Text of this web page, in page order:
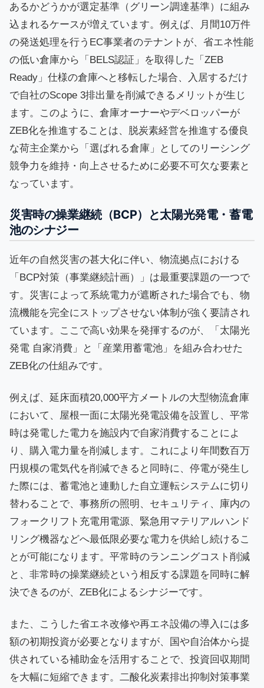
あるかどうかが選定基準（グリーン調達基準）に組み
込まれるケースが増えています。例えば、月間10万件
の発送処理を行うEC事業者のテナントが、省エネ性能
の低い倉庫から「BELS認証」を取得した「ZEB
Ready」仕様の倉庫へと移転した場合、入居するだけ
で自社のScope 3排出量を削減できるメリットが生じ
ます。このように、倉庫オーナーやデベロッパーが
ZEB化を推進することは、脱炭素経営を推進する優良
な荷主企業から「選ばれる倉庫」としてのリーシング
競争力を維持・向上させるために必要不可欠な要素と
なっています。
災害時の操業継続（BCP）と太陽光発電・蓄電
池のシナジー
近年の自然災害の甚大化に伴い、物流拠点における
「BCP対策（事業継続計画）」は最重要課題の一つで
す。災害によって系統電力が遮断された場合でも、物
流機能を完全にストップさせない体制が強く要請され
ています。ここで高い効果を発揮するのが、「太陽光
発電 自家消費」と「産業用蓄電池」を組み合わせた
ZEB化の仕組みです。
例えば、延床面積20,000平方メートルの大型物流倉庫
において、屋根一面に太陽光発電設備を設置し、平常
時は発電した電力を施設内で自家消費することによ
り、購入電力量を削減します。これにより年間数百万
円規模の電気代を削減できると同時に、停電が発生し
た際には、蓄電池と連動した自立運転システムに切り
替わることで、事務所の照明、セキュリティ、庫内の
フォークリフト充電用電源、緊急用マテリアルハンド
リング機器などへ最低限必要な電力を供給し続けるこ
とが可能になります。平常時のランニングコスト削減
と、非常時の操業継続という相反する課題を同時に解
決できるのが、ZEB化によるシナジーです。
また、こうした省エネ改修や再エネ設備の導入には多
額の初期投資が必要となりますが、国や自治体から提
供されている補助金を活用することで、投資回収期間
を大幅に短縮できます。二酸化炭素排出抑制対策事業